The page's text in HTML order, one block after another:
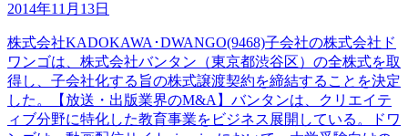
2014年11月13日
株式会社KADOKAWA･DWANGO(9468)子会社の株式会社ド
ワンゴは、株式会社バンタン（東京都渋谷区）の全株式を取
得し、子会社化する旨の株式譲渡契約を締結することを決定
した。【放送・出版業界のM&A】バンタンは、クリエイテ
ィブ分野に特化した教育事業をビジネス展開している。ドワ